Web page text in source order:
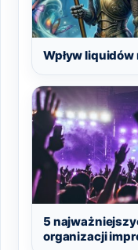
Wpływ
5
organizacji